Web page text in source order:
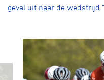
geval uit naar de wedstrijd."